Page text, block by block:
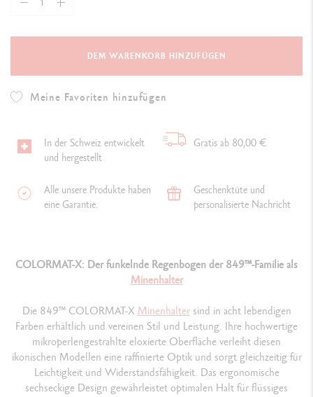
DEM WARENKORB HINZUFÜGEN
Meine Favoriten hinzufügen
In der Schweiz entwickelt
und hergestellt
Gratis ab 80,00 €
Alle unsere Produkte haben
eine Garantie.
Geschenktüte und
personalisierte Nachricht
COLORMAT-X: Der funkelnde Regenbogen der 849™-Familie als
Minenhalter
Die 849™ COLORMAT-X Minenhaltersind in acht lebendigen
Farben erhältlich und vereinen Stil und Leistung. Ihre hochwertige
mikroperlengestrahlte eloxierte Oberfläche verleiht diesen
ikonischen Modellen eine raffinierte Optik und sorgt gleichzeitig für
Leichtigkeit und Widerstandsfähigkeit. Das ergonomische
sechseckige Design gewährleistet optimalen Halt für flüssiges